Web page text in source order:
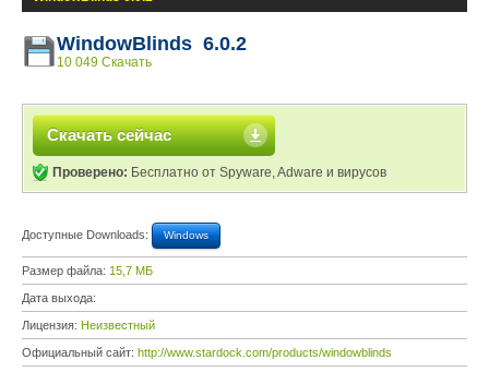
WindowBlinds 6.0.2
10 049 Скачать
Скачать сейчас
Проверено: Бесплатно от Spyware, Adware и вирусов
Доступные Downloads: Windows
Размер файла: 15,7 МБ
Дата выхода:
Лицензия: Неизвестный
Официальный сайт: http://www.stardock.com/products/windowblinds